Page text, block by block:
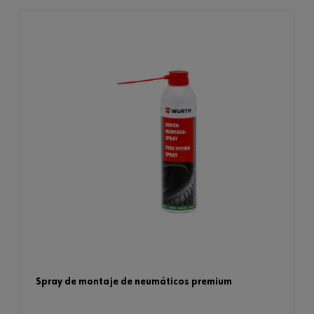
spray de montaje de neumáticos premium